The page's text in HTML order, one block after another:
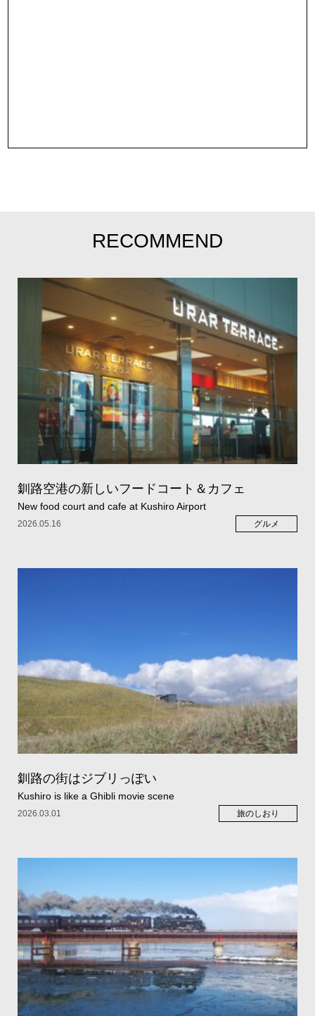
RECOMMEND
釧路空港の新しいフードコート＆カフェ
New food court and cafe at Kushiro Airport
2026.05.16 グルメ
釧路の街はジブリっぽい
Kushiro is like a Ghibli movie scene
2026.03.01 旅のしおり